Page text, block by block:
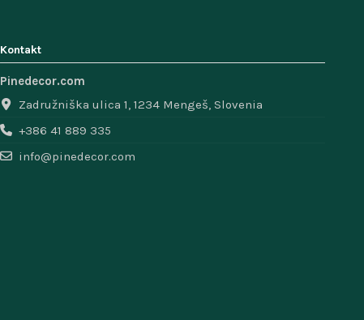
Kontakt
Pinedecor.com
Zadružniška ulica 1, 1234 Mengeš, Slovenia
+386 41 889 335
info@pinedecor.com